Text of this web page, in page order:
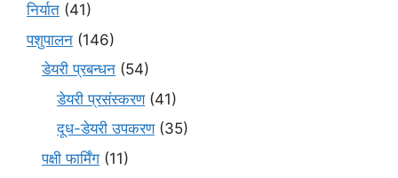
निर्यात (41)
पशुपालन (146)
डेयरी प्रबन्धन (54)
डेयरी प्रसंस्करण(41)
दूध-डेयरी उपकरण(35)
पक्षी फार्मिंग (11)